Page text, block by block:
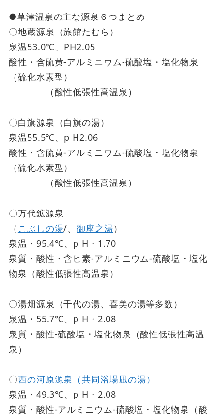
●草津温泉の主な源泉６つまとめ
〇地蔵源泉（旅館たむら）
泉温53.0℃、PH2.05
酸性・含硫黄-アルミニウム-硫酸塩・塩化物泉
（硫化水素型）
（酸性低張性高温泉）
〇白旗源泉（白旗の湯）
泉温55.5℃、p H2.06
酸性・含硫黄-アルミニウム-硫酸塩・塩化物泉
（硫化水素型）
（酸性低張性高温泉）
〇万代鉱源泉
（ こぶしの湯/、御座之湯）
泉温・95.4℃、p H・1.70
泉質・酸性・含ヒ素-アルミニウム-硫酸塩・塩化
物泉（酸性低張性高温泉）
〇湯畑源泉（千代の湯、喜美の湯等多数）
泉温・55.7℃、p H・2.08
泉質・酸性-硫酸塩・塩化物泉（酸性低張性高温
泉）
〇西の河原源泉（共同浴場凪の湯）
泉温・49.3℃、p H・2.08
泉質・酸性-アルミニウム-硫酸塩・塩化物泉（酸